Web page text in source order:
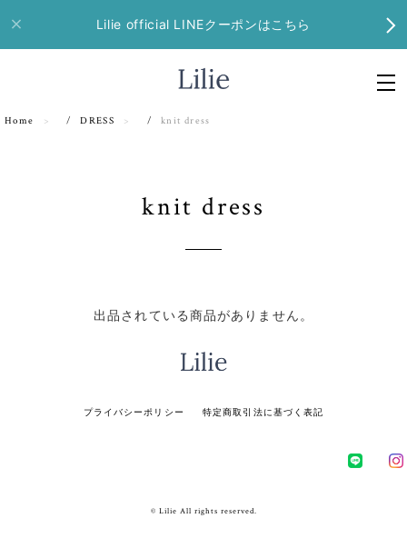
Lilie official LINEクーポンはこちら
Home DRESS knit dress
knit dress
出品されている商品がありません。
プライバシーポリシー 特定商取引法に基づく表記
© Lilie All rights reserved.